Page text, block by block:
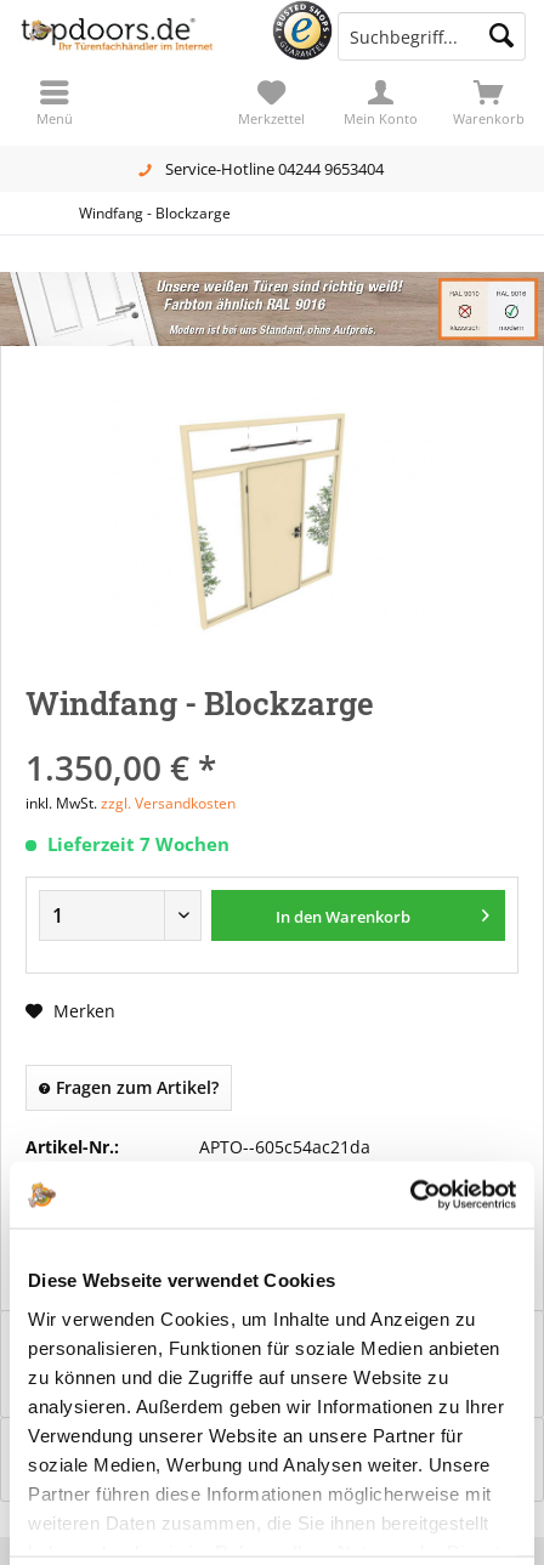
Diese Webseite verwendet Cookies
Wir verwenden Cookies, um Inhalte und Anzeigen zu
personalisieren, Funktionen für soziale Medien anbieten
zu können und die Zugriffe auf unsere Website zu
analysieren. Außerdem geben wir Informationen zu Ihrer
Verwendung unserer Website an unsere Partner für
soziale Medien, Werbung und Analysen weiter. Unsere
Partner führen diese Informationen möglicherweise mit
weiteren Daten zusammen, die Sie ihnen bereitgestellt
Service-Hotline 04244 9653404
Warenkorb
Merkzettel Mein Konto
Menü
Windfang - Blockzarge
Windfang - Blockzarge
1.350,00 € *
inkl. MwSt.zzgl. Versandkosten
Lieferzeit 7 Wochen
In denWarenkorb
Merken
Fragen zum Artikel?
Artikel-Nr.: APTO--605c54ac21da
Vorteile
Windfangelemente online am Bildschirm konfigurieren und
einbaufertig bestellen. In wenigen...
Bewertungen
0
Bewertungen lesen, schreiben und diskutieren...mehr